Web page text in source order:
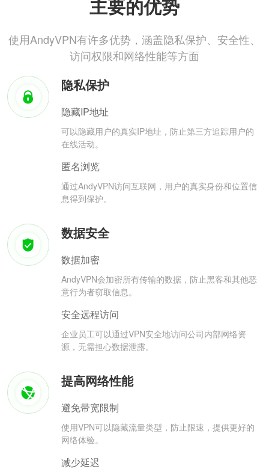
主要的优势
使用AndyVPN有许多优势，涵盖隐私保护、安全性、
访问权限和网络性能等方面
隐私保护
隐藏IP地址
可以隐藏用户的真实IP地址，防止第三方追踪用户的
在线活动。
匿名浏览
通过AndyVPN访问互联网，用户的真实身份和位置信
息得到保护。
数据安全
数据加密
AndyVPN会加密所有传输的数据，防止黑客和其他恶
意行为者窃取信息。
安全远程访问
企业员工可以通过VPN安全地访问公司内部网络资
源，无需担心数据泄露。
提高网络性能
避免带宽限制
使用VPN可以隐藏流量类型，防止限速，提供更好的
网络体验。
减少延迟